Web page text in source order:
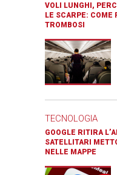
VOLI LUNGHI,
LE SCARPE: COME
TROMBOSI
TECNOLOGIA
GOOGLE RITIRA
SATELLITARI
NELLE MAPPE